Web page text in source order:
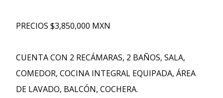
PRECIOS $3,850,000 MXN
CUENTA CON 2 RECÁMARAS, 2 BAÑOS, SALA,
COMEDOR, COCINA INTEGRAL EQUIPADA, ÁREA
DE LAVADO, BALCÓN, COCHERA.